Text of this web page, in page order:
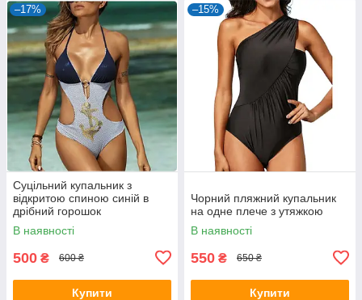
–17%
Суцільний купальник з
відкритою спиною синій в
дрібний горошок
В наявності
500 ₴ 600 ₴
Купити
–15%
Чорний пляжний купальник
на одне плече з утяжкою
В наявності
550 ₴ 650 ₴
Купити